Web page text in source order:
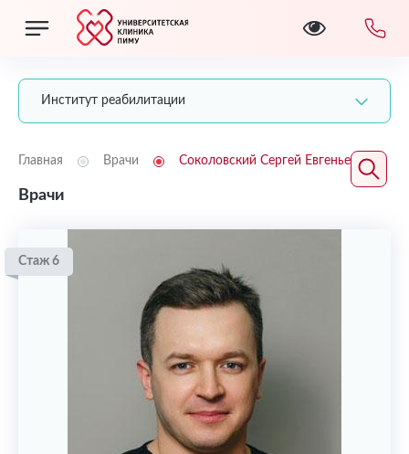
Институт реабилитации
Главная Врачи Соколовский Сергей Евгеньевич
Врачи
Стаж 6